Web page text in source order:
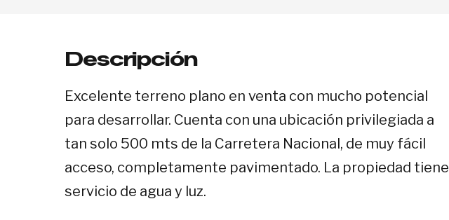
Descripción
Excelente terreno plano en venta con mucho potencial
para desarrollar. Cuenta con una ubicación privilegiada a
tan solo 500 mts de la Carretera Nacional, de muy fácil
acceso, completamente pavimentado. La propiedad tiene
servicio de agua y luz.